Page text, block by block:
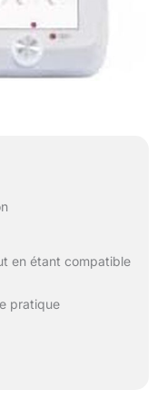
en étant compatible
pratique